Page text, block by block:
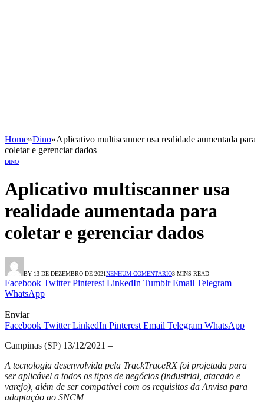
Home»Dino»Aplicativo multiscanner usa realidade aumentada para
coletar e gerenciar dados
DINO
Aplicativo multiscanner usa
realidade aumentada para
coletar e gerenciar dados
BY 13 DE DEZEMBRO DE 2021NENHUM COMENTÁRIO3 MINS READ
Facebook Twitter Pinterest LinkedIn Tumblr Email Telegram
WhatsApp
Enviar
Facebook Twitter LinkedIn Pinterest Email Telegram WhatsApp
Campinas (SP) 13/12/2021 –
A tecnologia desenvolvida pela TrackTraceRX foi projetada para
ser aplicável a todos os tipos de negócios (industrial, atacado e
varejo), além de ser compatível com os requisitos da Anvisa para
adaptação ao SNCM